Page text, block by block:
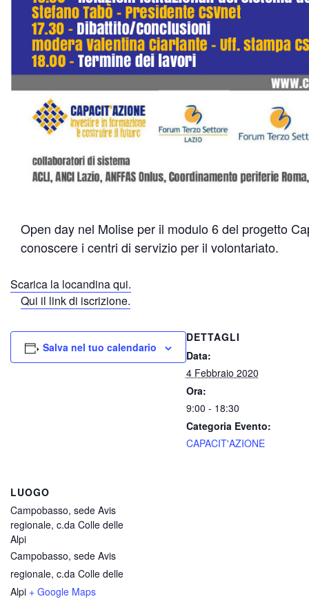
Open day nel Molise per il modulo 6 del progetto
conoscere i centri di servizio per il volontariato.
Scarica la locandina qui.
Qui il link di iscrizione.
Salva nel tuo calendario
DETTAGLI
Data:
4 Febbraio 2020
Ora:
9:00 - 18:30
Categoria Evento:
CAPACIT'AZIONE
LUOGO
Campobasso, sede Avis
regionale, c.da Colle delle
Alpi
Campobasso, sede Avis
regionale, c.da Colle delle
Alpi + Google Maps